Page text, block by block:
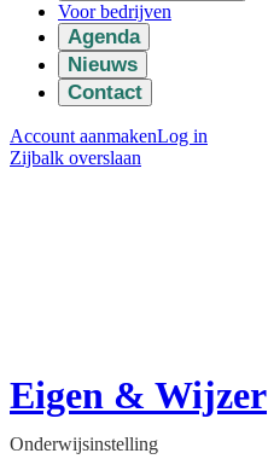
Voor bedrijven
Agenda
Nieuws
Contact
Account aanmakenLog in
Zijbalk overslaan
Eigen & Wijzer
Onderwijsinstelling